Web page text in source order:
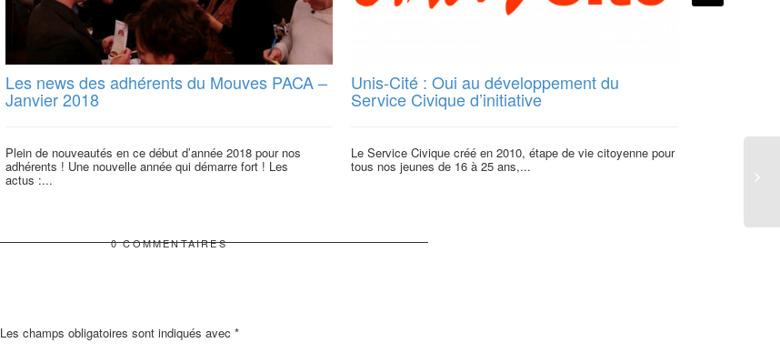
Les news des adhérents du Mouves PACA –
Janvier 2018
Plein de nouveautés en ce début d’année 2018 pour nos
adhérents ! Une nouvelle année qui démarre fort ! Les
actus :...
Unis-Cité : Oui au développement du
Service Civique d’initiative
Le Service Civique créé en 2010, étape de vie citoyenne pour
tous nos jeunes de 16 à 25 ans,...
d’entreprise.
0 COMMENTAIRES
Les champs obligatoires sont indiqués avec *